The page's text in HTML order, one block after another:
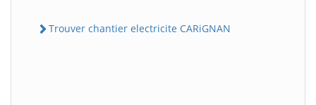
Trouver chantier electricite CARiGNAN